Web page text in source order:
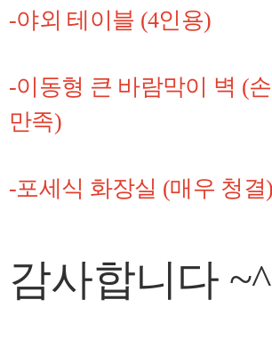
-야외 테이블 (4인용)
-이동형 큰 바람막이 벽 (
만족)
-포세식 화장실 (매우 청결)
감사합니다